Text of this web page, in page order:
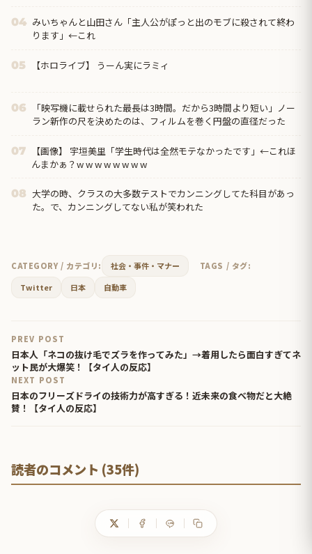
04 みいちゃんと山田さん「主人公がぽっと出のモブに殺されて終わ
ります」←これ
05 【ホロライブ】 うーん実にラミィ
06
「映写機に載せられた最長は3時間。だから3時間より短い」ノー
ラン新作の尺を決めたのは、フィルムを巻く円盤の直径だった
07
【画像】 宇垣美里「学生時代は全然モテなかったです」←これほ
んまかぁ？w w w w w w w w
08 大学の時、クラスの大多数テストでカンニングしてた科目があっ
た。で、カンニングしてない私が笑われた
CATEGORY / カテゴリ: 社会・事件・マナー
TAGS / タグ:
Twitter
日本 自動車
PREV POST
日本人「ネコの抜け毛でズラを作ってみた」→着用したら面白すぎてネ
ット民が大爆笑！【タイ人の反応】
NEXT POST
日本のフリーズドライの技術力が高すぎる！近未来の食べ物だと大絶
賛！【タイ人の反応】
読者のコメント (35件)